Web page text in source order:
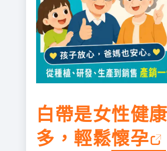
白帶是女性健
多，輕鬆懷孕